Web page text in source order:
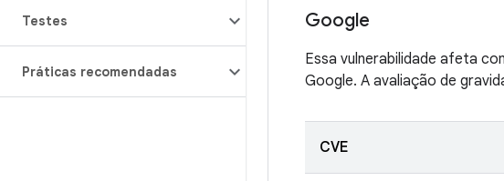
Testes
Práticas recomendadas
Google
Essa vulnerabilidade afeta
Google. A avaliação de
CVE